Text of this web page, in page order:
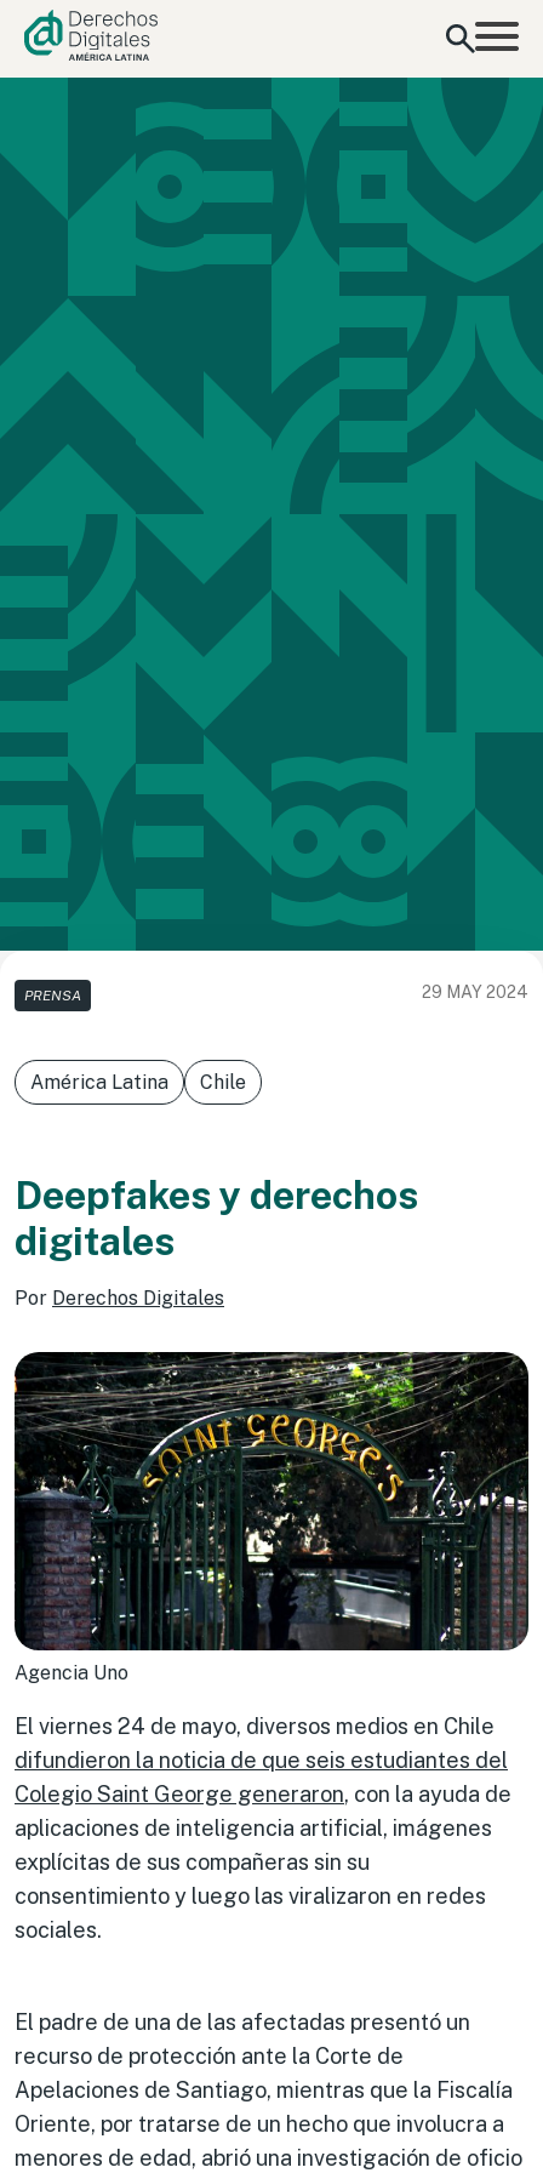
contenido
PRENSA 29 MAY 2024
América Latina Chile
Deepfakes y derechos
digitales
Por Derechos Digitales
Agencia Uno
El viernes 24 de mayo, diversos medios en Chile
difundieron la noticia de que seis estudiantes del
Colegio Saint George generaron, con la ayuda de
aplicaciones de inteligencia artificial, imágenes
explícitas de sus compañeras sin su
consentimiento y luego las viralizaron en redes
sociales.
El padre de una de las afectadas presentó un
recurso de protección ante la Corte de
Apelaciones de Santiago, mientras que la Fiscalía
Oriente, por tratarse de un hecho que involucra a
menores de edad, abrió una investigación de oficio